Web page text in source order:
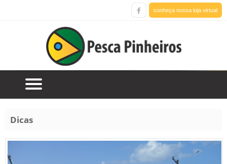
conheça nossa loja virtual
Dicas